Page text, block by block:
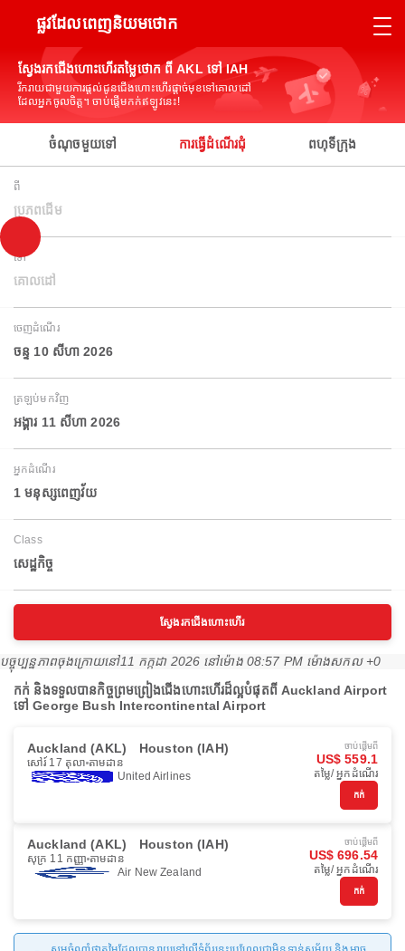
ផ្លូវដែលពេញនិយមថោក
ស្វែងរកជើងហោះហើរតម្លៃថោក ពី AKL ទៅ IAH
រីករាយជាមួយការផ្តល់ជូនជើងហោះហើរផ្តាច់មុខទៅគោលដៅ
ដែលអ្នកចូលចិត្ត។ ចាប់ផ្តើមកក់ឥឡូវនេះ!
ចំណុចមួយទៅ ការធ្វើដំណើរជុំ ពហុទីក្រុង
ពី
ប្រភពដើម
ទៅ
គោលដៅ
ចេញដំណើរ
ចន្ទ 10 សីហា 2026
ត្រឡប់មកវិញ
អង្គារ 11 សីហា 2026
អ្នកដំណើរ
1 មនុស្សពេញវ័យ
Class
សេដ្ឋកិច្ច
ស្វែងរកជើងហោះហើរ
បច្ចុប្បន្នភាពចុងក្រោយនៅ11 កក្កដា 2026 នៅ​ម៉ោង 08:57 PM ម៉ោង​សកល +0
កក់ និងទទួលបានកិច្ចព្រមព្រៀងជើងហោះហើរដ៏ល្អបំផុតពី Auckland Airport
ទៅ George Bush Intercontinental Airport
Auckland (AKL) Houston (IAH)
សៅរ៍ 17 តុលា តាមដាន
United Airlines
ចាប់ផ្ដើមពី
US$ 559.1
តម្លៃ/ អ្នកដំណើរ
កក់
Auckland (AKL) Houston (IAH)
សុក្រ 11 កញ្ញា តាមដាន
Air New Zealand
ចាប់ផ្ដើមពី
US$ 696.54
តម្លៃ/ អ្នកដំណើរ
កក់